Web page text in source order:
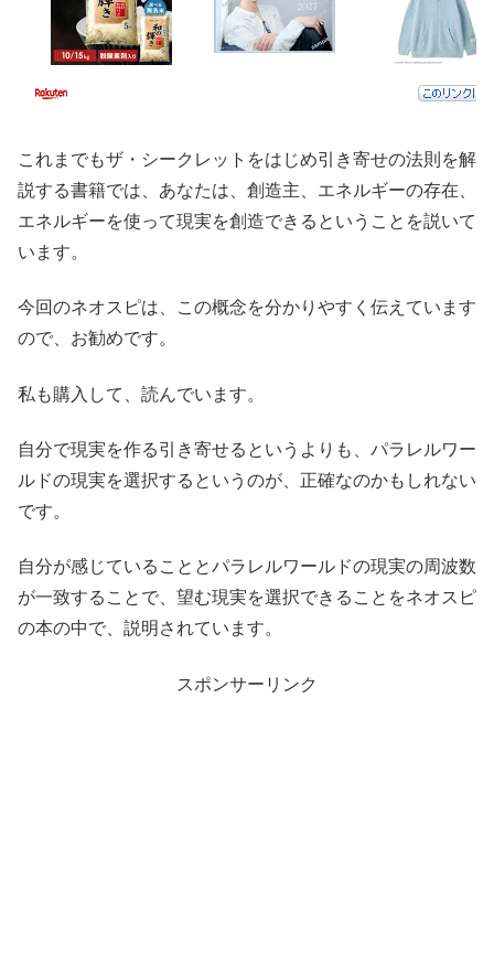
これまでもザ・シークレットをはじめ引き寄せの法則を解
説する書籍では、あなたは、創造主、エネルギーの存在、
エネルギーを使って現実を創造できるということを説いて
います。
今回のネオスピは、この概念を分かりやすく伝えています
ので、お勧めです。
私も購入して、読んでいます。
自分で現実を作る引き寄せるというよりも、パラレルワー
ルドの現実を選択するというのが、正確なのかもしれない
です。
自分が感じていることとパラレルワールドの現実の周波数
が一致することで、望む現実を選択できることをネオスピ
の本の中で、説明されています。
スポンサーリンク